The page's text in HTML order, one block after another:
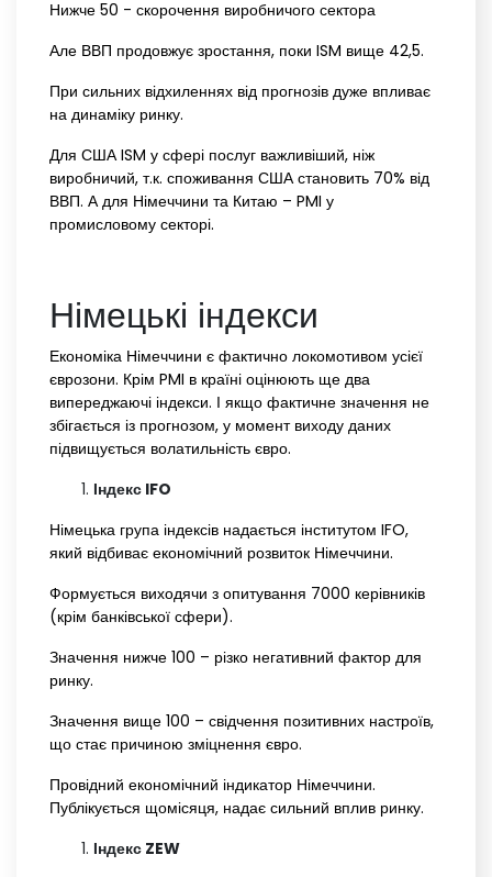
Нижче 50 - скорочення виробничого сектора
Але ВВП продовжує зростання, поки ISM вище 42,5.
При сильних відхиленнях від прогнозів дуже впливає
на динаміку ринку.
Для США ISM у сфері послуг важливіший, ніж
виробничий, т.к. споживання США становить 70% від
ВВП. А для Німеччини та Китаю – PMI у
промисловому секторі.
Німецькі індекси
Економіка Німеччини є фактично локомотивом усієї
єврозони. Крім PMI в країні оцінюють ще два
випереджаючі індекси. І якщо фактичне значення не
збігається із прогнозом, у момент виходу даних
підвищується волатильність євро.
Індекс IFO
Німецька група індексів надається інститутом IFO,
який відбиває економічний розвиток Німеччини.
Формується виходячи з опитування 7000 керівників
(крім банківської сфери).
Значення нижче 100 – різко негативний фактор для
ринку.
Значення вище 100 – свідчення позитивних настроїв,
що стає причиною зміцнення євро.
Провідний економічний індикатор Німеччини.
Публікується щомісяця, надає сильний вплив ринку.
Індекс ZEW